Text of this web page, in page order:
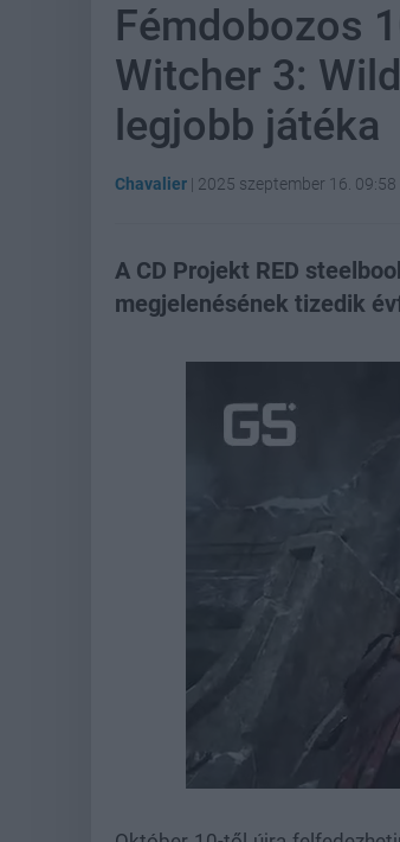
Fémdobozos
Witcher 3:
legjobb játéka
Chavalier | 2025 szeptember 16. 09:58
A CD Projekt RED
megjelenésének tizedik
21.86%